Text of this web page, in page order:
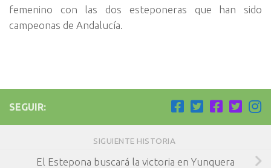
femenino con las dos esteponeras que han sido
campeonas de Andalucía.
SEGUIR:
SIGUIENTE HISTORIA
El Estepona buscará la victoria en Yunquera